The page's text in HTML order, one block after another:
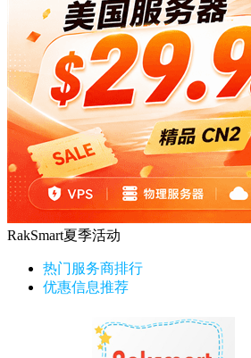
RakSmart夏季活动
热门服务商排行
优惠信息推荐